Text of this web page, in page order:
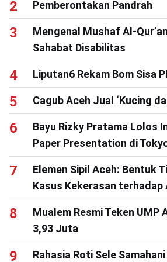
Pemberontakan Pandrah
Mengenal Mushaf Al-
Sahabat Disabilitas
Liputan6 Rekam Bom Sisa
Cagub Aceh Jual ‘Kucing
Bayu Rizky Pratama Lolos
Paper Presentation di
Elemen Sipil Aceh: Bentuk
Kasus Kekerasan terhadap
Mualem Resmi Teken UMP
3,93 Juta
Rahasia Roti Sele Samahani